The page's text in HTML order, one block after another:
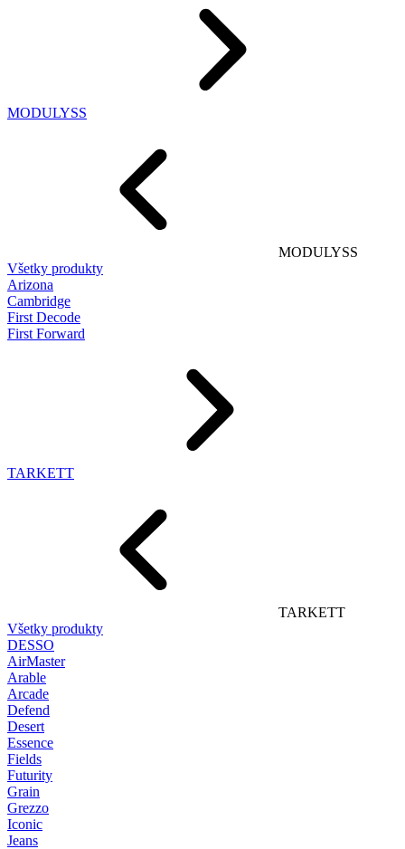
MODULYSS
MODULYSS
Všetky produkty
Arizona
Cambridge
First Decode
First Forward
TARKETT
TARKETT
Všetky produkty
DESSO
AirMaster
Arable
Arcade
Defend
Desert
Essence
Fields
Futurity
Grain
Grezzo
Iconic
Jeans